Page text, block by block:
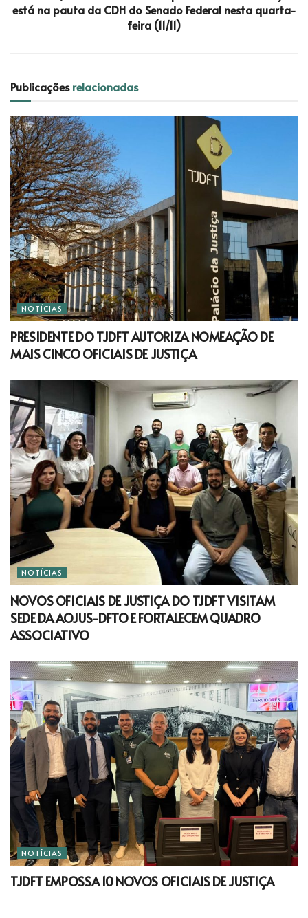
está na pauta da CDH do Senado Federal nesta quarta-
feira (11/11)
Publicaçõesrelacionadas
NOTÍCIAS
PRESIDENTE DO TJDFT AUTORIZA NOMEAÇÃO DE
MAIS CINCO OFICIAIS DE JUSTIÇA
NOTÍCIAS
NOVOS OFICIAIS DE JUSTIÇA DO TJDFT VISITAM
SEDE DA AOJUS-DFTO E FORTALECEM QUADRO
ASSOCIATIVO
NOTÍCIAS
TJDFT EMPOSSA 10 NOVOS OFICIAIS DE JUSTIÇA